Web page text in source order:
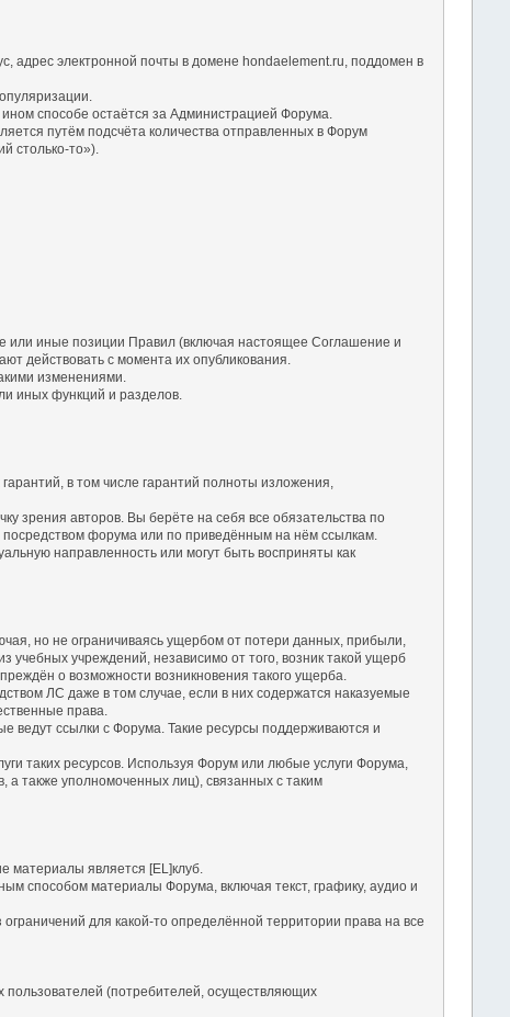
адрес электронной почты в домене hondaelement.ru, поддомен в
способе остаётся за Администрацией Форума.
путём подсчёта количества отправленных в Форум
столько-то»).
или иные позиции Правил (включая настоящее Соглашение и
действовать с момента их опубликования.
изменениями.
иных функций и разделов.
в том числе гарантий полноты изложения,
зрения авторов. Вы берёте на себя все обязательства по
форума или по приведённым на нём ссылкам.
направленность или могут быть восприняты как
но не ограничиваясь ущербом от потери данных, прибыли,
учебных учреждений, независимо от того, возник такой ущерб
о возможности возникновения такого ущерба.
ЛС даже в том случае, если в них содержатся наказуемые
права.
ведут ссылки с Форума. Такие ресурсы поддерживаются и
таких ресурсов. Используя Форум или любые услуги Форума,
а также уполномоченных лиц), связанных с таким
материалы является [EL]клуб.
способом материалы Форума, включая текст, графику, аудио и
для какой-то определённой территории права на все
(потребителей, осуществляющих